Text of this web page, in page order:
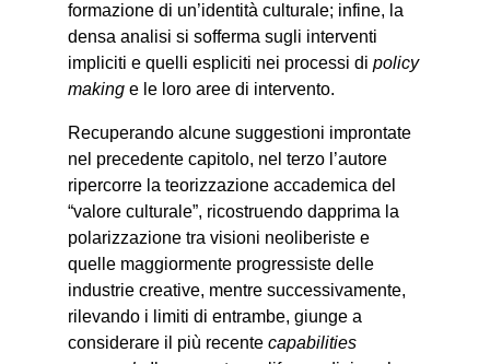
formazione di un’identità culturale; infine, la
densa analisi si sofferma sugli interventi
impliciti e quelli espliciti nei processi dipolicy
making e le loro aree di intervento.
Recuperando alcune suggestioni improntate
nel precedente capitolo, nel terzo l’autore
ripercorre la teorizzazione accademica del
“valore culturale”, ricostruendo dapprima la
polarizzazione tra visioni neoliberiste e
quelle maggiormente progressiste delle
industrie creative, mentre successivamente,
rilevando i limiti di entrambe, giunge a
considerare il più recentecapabilities